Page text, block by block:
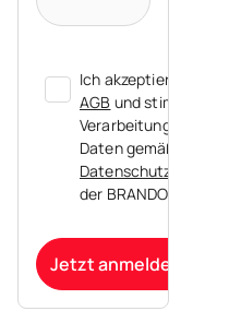
Ich akzeptiere die
AGB und stimme der
Verarbeitung meiner
Daten gemäß der
Datenschutzerklärung
der BRANDORA zu.
Jetzt anmelden